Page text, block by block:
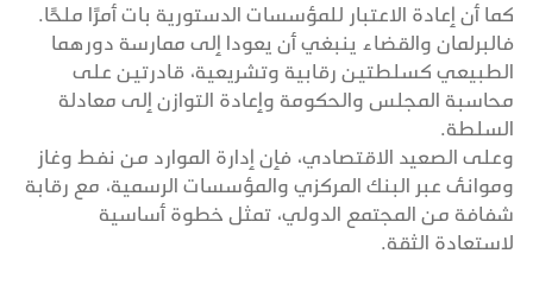
كما أن إعادة الاعتبار للمؤسسات الدستورية بات أمرًا ملحًا.
فالبرلمان والقضاء ينبغي أن يعودا إلى ممارسة دورهما
الطبيعي كسلطتين رقابية وتشريعية، قادرتين على
محاسبة المجلس والحكومة وإعادة التوازن إلى معادلة
السلطة.
وعلى الصعيد الاقتصادي، فإن إدارة الموارد من نفط وغاز
وموانئ عبر البنك المركزي والمؤسسات الرسمية، مع رقابة
شفافة من المجتمع الدولي، تمثل خطوة أساسية
لاستعادة الثقة.